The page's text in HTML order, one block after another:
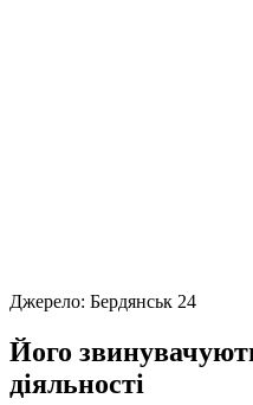
Джерело: Бердянськ 24
Його
діяльності